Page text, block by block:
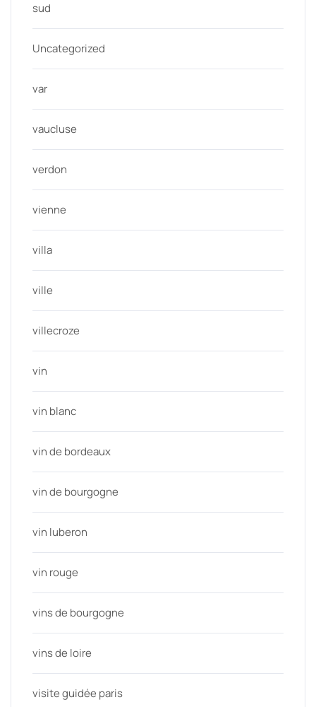
sud
Uncategorized
var
vaucluse
verdon
vienne
villa
ville
villecroze
vin
vin blanc
vin de bordeaux
vin de bourgogne
vin luberon
vin rouge
vins de bourgogne
vins de loire
visite guidée paris